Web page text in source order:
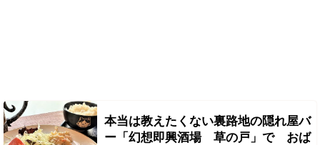
本当は教えたくない裏路地の隠れ屋バ
ー「幻想即興酒場 草の戸」で おば